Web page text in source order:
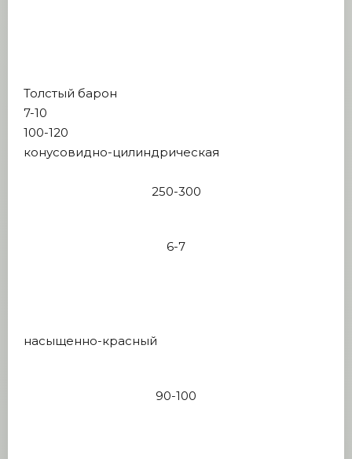
Толстый барон
7-10
100-120
конусовидно-цилиндрическая
250-300
6-7
насыщенно-красный
90-100